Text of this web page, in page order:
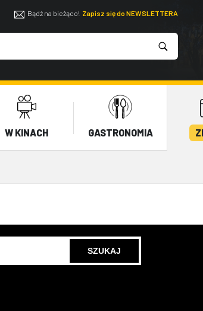
Bądź na bieżąco! Zapisz się do NEWSLETTERA
W KINACH GASTRONOMIA